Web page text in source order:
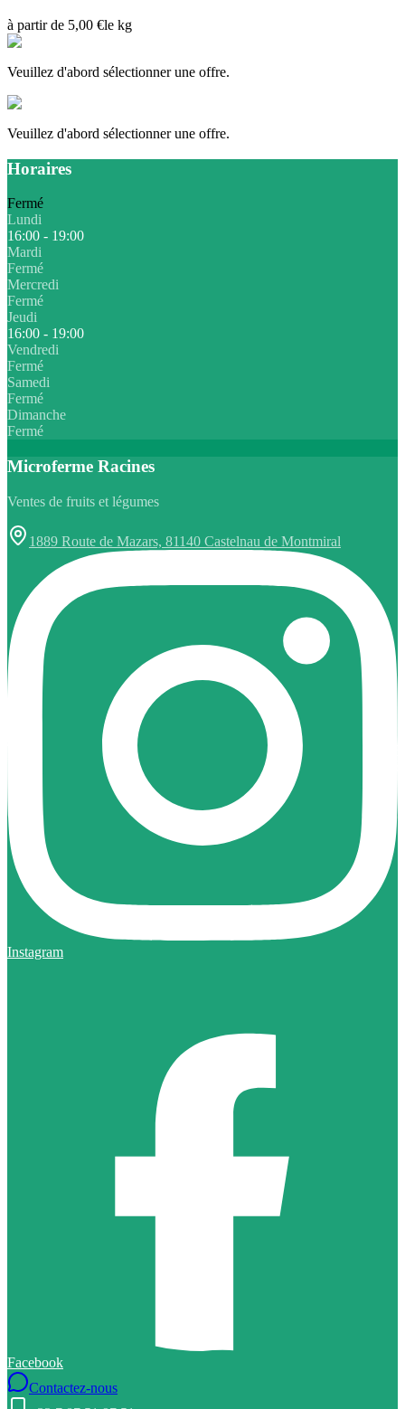
à partir de 5,00 €le kg
Veuillez d'abord sélectionner une offre.
Veuillez d'abord sélectionner une offre.
Horaires
Fermé
Lundi
16:00 - 19:00
Mardi
Fermé
Mercredi
Fermé
Jeudi
16:00 - 19:00
Vendredi
Fermé
Samedi
Fermé
Dimanche
Fermé
Microferme Racines
Ventes de fruits et légumes
1889 Route de Mazars, 81140 Castelnau de Montmiral
Instagram
Facebook
Contactez-nous